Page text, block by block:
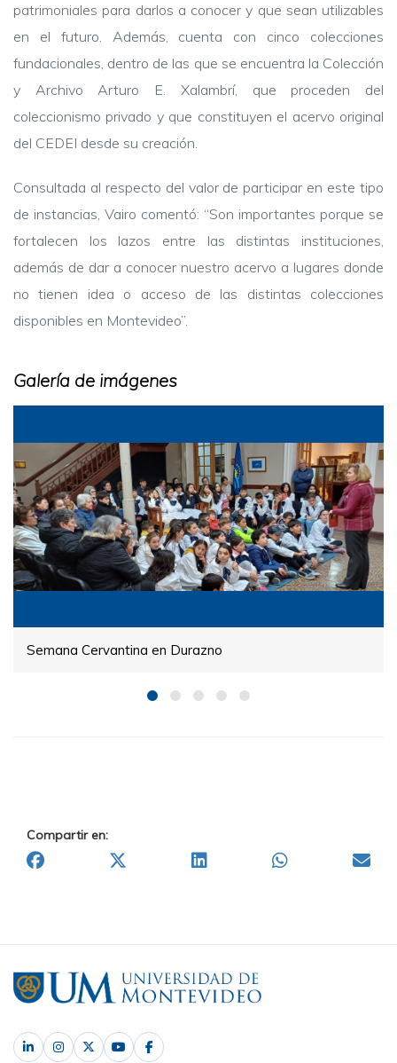
patrimoniales para darlos a conocer y que sean utilizables
en el futuro. Además, cuenta con cinco colecciones
fundacionales, dentro de las que se encuentra la Colección
y Archivo Arturo E. Xalambrí, que proceden del
coleccionismo privado y que constituyen el acervo original
del CEDEI desde su creación.
Consultada al respecto del valor de participar en este tipo
de instancias, Vairo comentó: “Son importantes porque se
fortalecen los lazos entre las distintas instituciones,
además de dar a conocer nuestro acervo a lugares donde
no tienen idea o acceso de las distintas colecciones
disponibles en Montevideo”.
Galería de imágenes
Semana Cervantina en Durazno
Compartir en: